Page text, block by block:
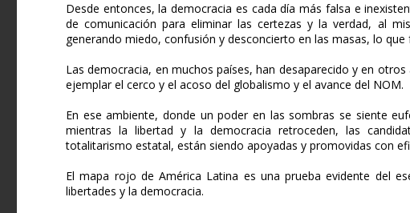
Desde entonces, la democracia es cada día más falsa e
de comunicación para eliminar las certezas y la verdad, al
generando miedo, confusión y desconcierto en las masas, lo
Las democracia, en muchos países, han desaparecido y en
ejemplar el cerco y el acoso del globalismo y el avance del NOM.
En ese ambiente, donde un poder en las sombras se siente
mientras la libertad y la democracia retroceden, las
totalitarismo estatal, están siendo apoyadas y promovidas con
El mapa rojo de América Latina es una prueba evidente del
libertades y la democracia.